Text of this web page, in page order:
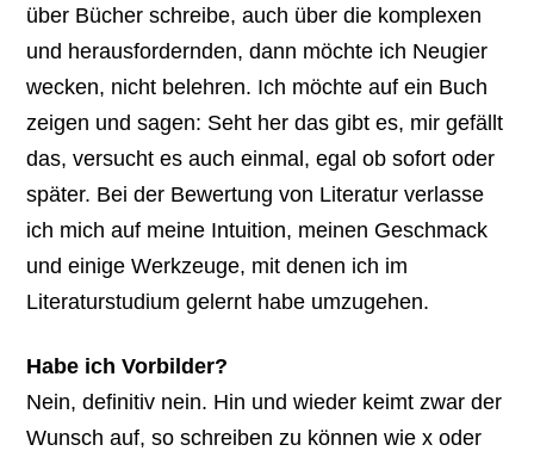
über Bücher schreibe, auch über die komplexen
und herausfordernden, dann möchte ich Neugier
wecken, nicht belehren. Ich möchte auf ein Buch
zeigen und sagen: Seht her das gibt es, mir gefällt
das, versucht es auch einmal, egal ob sofort oder
später. Bei der Bewertung von Literatur verlasse
ich mich auf meine Intuition, meinen Geschmack
und einige Werkzeuge, mit denen ich im
Literaturstudium gelernt habe umzugehen.
Habe ich Vorbilder?
Nein, definitiv nein. Hin und wieder keimt zwar der
Wunsch auf, so schreiben zu können wie x oder